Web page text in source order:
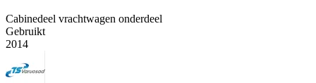
Cabinedeel vrachtwagen onderdeel
Gebruikt
2014